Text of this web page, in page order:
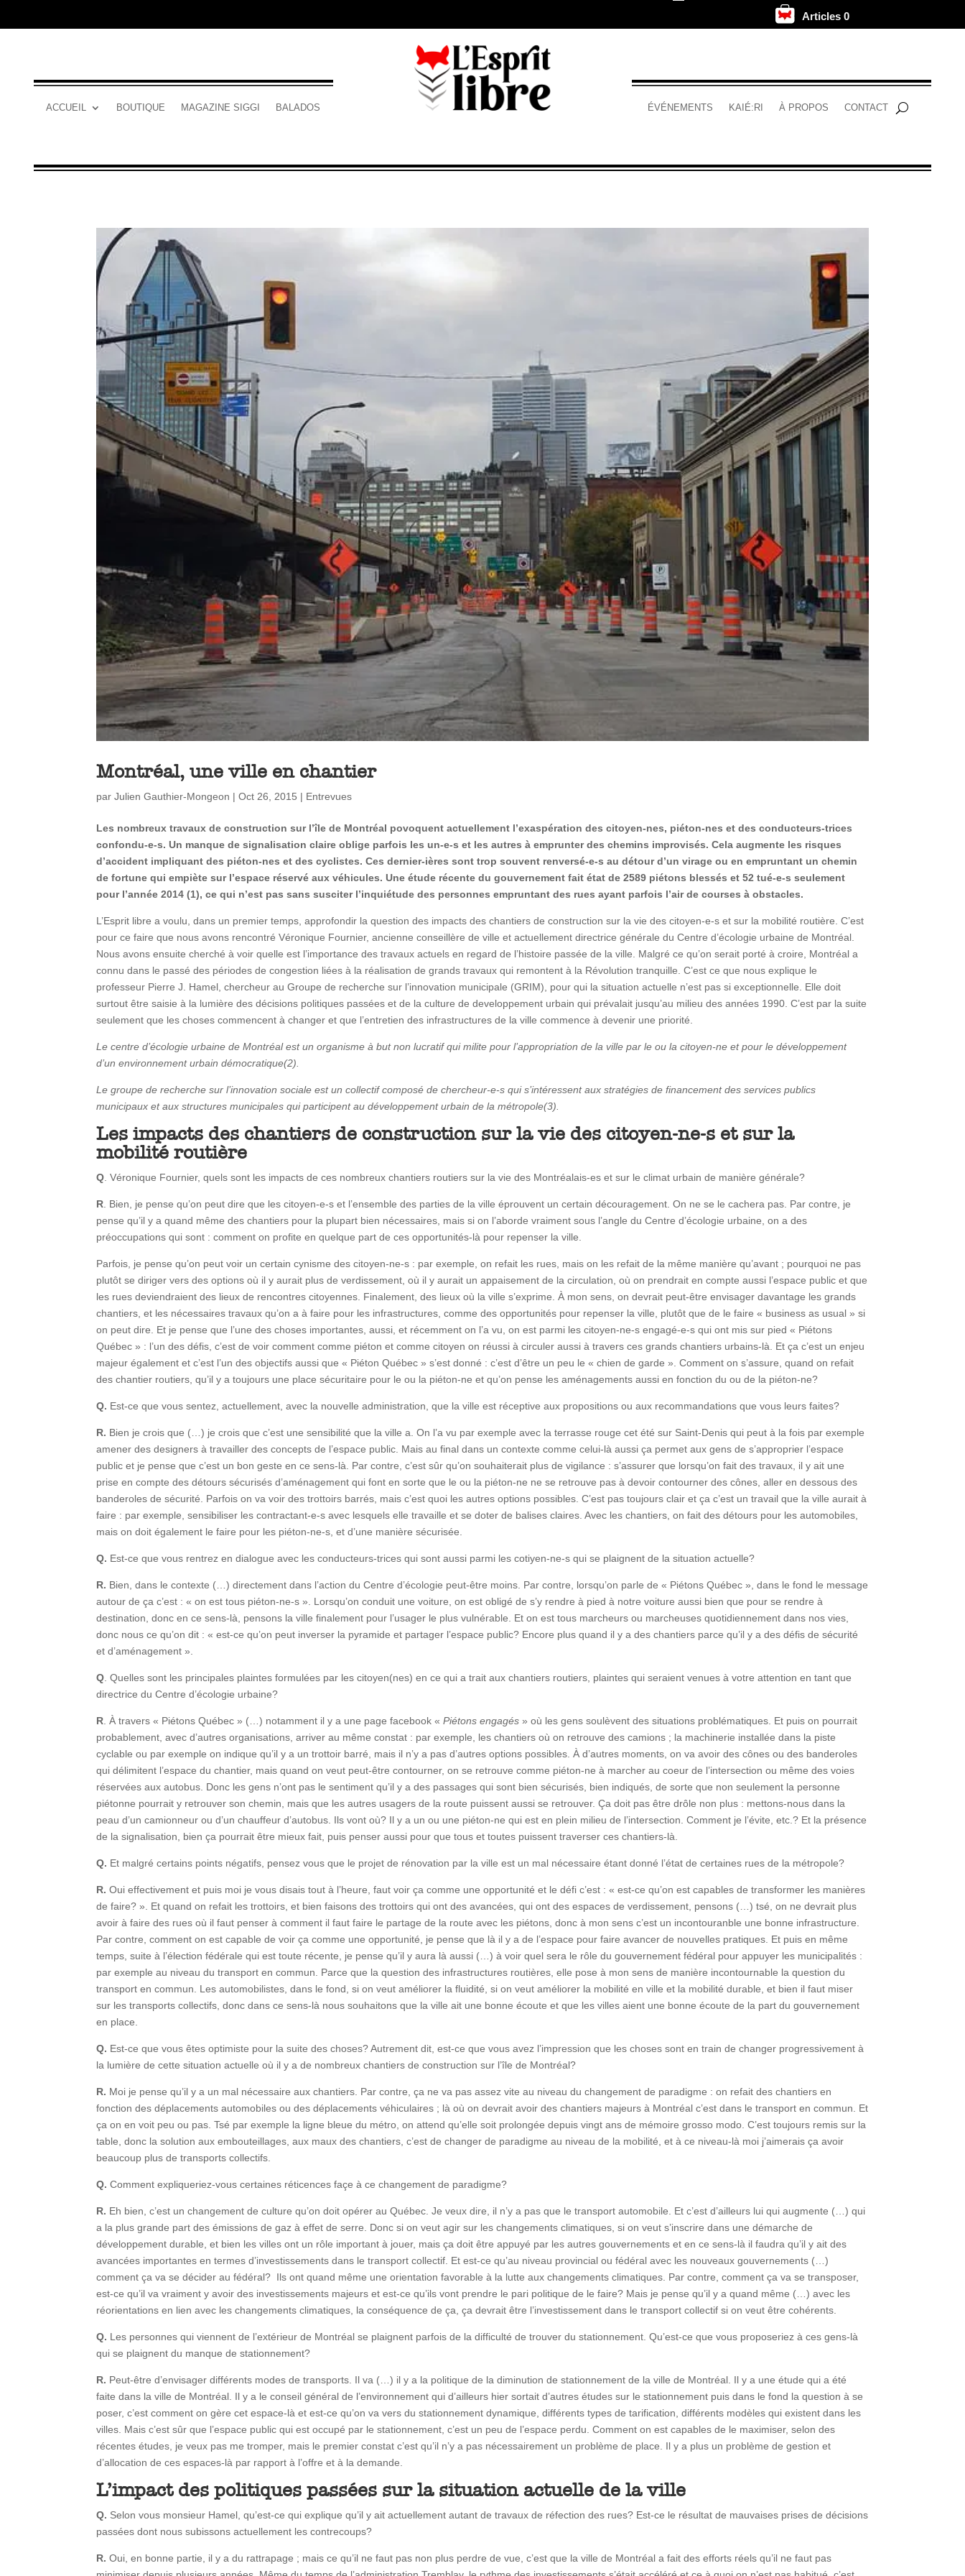
. Articles 0
ACCUEIL BOUTIQUE MAGAZINE SIGGI BALADOS ÉVÉNEMENTS KAIÉ:RI À PROPOS CONTACT
Montréal, une ville en chantier
parJulien Gauthier-Mongeon |Oct 26, 2015 | Entrevues
Les nombreux travaux de construction sur l’île de Montréal povoquent actuellement l’exaspération des citoyen-nes, piéton-nes et des conducteurs-trices
confondu-e-s. Un manque de signalisation claire oblige parfois les un-e-s et les autres à emprunter des chemins improvisés. Cela augmente les risques
d’accident impliquant des piéton-nes et des cyclistes. Ces dernier-ières sont trop souvent renversé-e-s au détour d’un virage ou en empruntant un chemin
de fortune qui empiète sur l’espace réservé aux véhicules. Une étude récente du gouvernement fait état de 2589 piétons blessés et 52 tué-e-s seulement
pour l’année 2014 (1), ce qui n’est pas sans susciter l’inquiétude des personnes empruntant des rues ayant parfois l’air de courses à obstacles.
L’Esprit libre a voulu, dans un premier temps, approfondir la question des impacts des chantiers de construction sur la vie des citoyen-e-s et sur la mobilité routière. C’est
pour ce faire que nous avons rencontré Véronique Fournier, ancienne conseillère de ville et actuellement directrice générale du Centre d’écologie urbaine de Montréal.
Nous avons ensuite cherché à voir quelle est l’importance des travaux actuels en regard de l’histoire passée de la ville. Malgré ce qu’on serait porté à croire, Montréal a
connu dans le passé des périodes de congestion liées à la réalisation de grands travaux qui remontent à la Révolution tranquille. C’est ce que nous explique le
professeur Pierre J. Hamel, chercheur au Groupe de recherche sur l’innovation municipale (GRIM), pour qui la situation actuelle n’est pas si exceptionnelle. Elle doit
surtout être saisie à la lumière des décisions politiques passées et de la culture de developpement urbain qui prévalait jusqu’au milieu des années 1990. C’est par la suite
seulement que les choses commencent à changer et que l’entretien des infrastructures de la ville commence à devenir une priorité.
Le centre d’écologie urbaine de Montréal est un organisme à but non lucratif qui milite pour l’appropriation de la ville par le ou la citoyen-ne et pour le développement
d’un environnement urbain démocratique(2).
Le groupe de recherche sur l’innovation sociale est un collectif composé de chercheur-e-s qui s’intéressent aux stratégies de financement des services publics
municipaux et aux structures municipales qui participent au développement urbain de la métropole(3).
Les impacts des chantiers de construction sur la vie des citoyen-ne-s et sur la
mobilité routière
Q . Véronique Fournier, quels sont les impacts de ces nombreux chantiers routiers sur la vie des Montréalais-es et sur le climat urbain de manière générale?
R . Bien, je pense qu’on peut dire que les citoyen-e-s et l’ensemble des parties de la ville éprouvent un certain découragement. On ne se le cachera pas. Par contre, je
pense qu’il y a quand même des chantiers pour la plupart bien nécessaires, mais si on l’aborde vraiment sous l’angle du Centre d’écologie urbaine, on a des
préoccupations qui sont : comment on profite en quelque part de ces opportunités-là pour repenser la ville.
Parfois, je pense qu’on peut voir un certain cynisme des citoyen-ne-s : par exemple, on refait les rues, mais on les refait de la même manière qu’avant ; pourquoi ne pas
plutôt se diriger vers des options où il y aurait plus de verdissement, où il y aurait un appaisement de la circulation, où on prendrait en compte aussi l’espace public et que
les rues deviendraient des lieux de rencontres citoyennes. Finalement, des lieux où la ville s’exprime. À mon sens, on devrait peut-être envisager davantage les grands
chantiers, et les nécessaires travaux qu’on a à faire pour les infrastructures, comme des opportunités pour repenser la ville, plutôt que de le faire « business as usual » si
on peut dire. Et je pense que l’une des choses importantes, aussi, et récemment on l’a vu, on est parmi les citoyen-ne-s engagé-e-s qui ont mis sur pied « Piétons
Québec » : l’un des défis, c’est de voir comment comme piéton et comme citoyen on réussi à circuler aussi à travers ces grands chantiers urbains-là. Et ça c’est un enjeu
majeur également et c’est l’un des objectifs aussi que « Piéton Québec » s’est donné : c’est d’être un peu le « chien de garde ». Comment on s’assure, quand on refait
des chantier routiers, qu’il y a toujours une place sécuritaire pour le ou la piéton-ne et qu’on pense les aménagements aussi en fonction du ou de la piéton-ne?
Q. Est-ce que vous sentez, actuellement, avec la nouvelle administration, que la ville est réceptive aux propositions ou aux recommandations que vous leurs faites?
R. Bien je crois que (…) je crois que c’est une sensibilité que la ville a. On l’a vu par exemple avec la terrasse rouge cet été sur Saint-Denis qui peut à la fois par exemple
amener des designers à travailler des concepts de l’espace public. Mais au final dans un contexte comme celui-là aussi ça permet aux gens de s’approprier l’espace
public et je pense que c’est un bon geste en ce sens-là. Par contre, c’est sûr qu’on souhaiterait plus de vigilance : s’assurer que lorsqu’on fait des travaux, il y ait une
prise en compte des détours sécurisés d’aménagement qui font en sorte que le ou la piéton-ne ne se retrouve pas à devoir contourner des cônes, aller en dessous des
banderoles de sécurité. Parfois on va voir des trottoirs barrés, mais c’est quoi les autres options possibles. C’est pas toujours clair et ça c’est un travail que la ville aurait à
faire : par exemple, sensibiliser les contractant-e-s avec lesquels elle travaille et se doter de balises claires. Avec les chantiers, on fait des détours pour les automobiles,
mais on doit également le faire pour les piéton-ne-s, et d’une manière sécurisée.
Q. Est-ce que vous rentrez en dialogue avec les conducteurs-trices qui sont aussi parmi les cotiyen-ne-s qui se plaignent de la situation actuelle?
R. Bien, dans le contexte (…) directement dans l’action du Centre d’écologie peut-être moins. Par contre, lorsqu’on parle de « Piétons Québec », dans le fond le message
autour de ça c’est : « on est tous piéton-ne-s ». Lorsqu’on conduit une voiture, on est obligé de s’y rendre à pied à notre voiture aussi bien que pour se rendre à
destination, donc en ce sens-là, pensons la ville finalement pour l’usager le plus vulnérable. Et on est tous marcheurs ou marcheuses quotidiennement dans nos vies,
donc nous ce qu’on dit : « est-ce qu’on peut inverser la pyramide et partager l’espace public? Encore plus quand il y a des chantiers parce qu’il y a des défis de sécurité
et d’aménagement ».
Q . Quelles sont les principales plaintes formulées par les citoyen(nes) en ce qui a trait aux chantiers routiers, plaintes qui seraient venues à votre attention en tant que
directrice du Centre d’écologie urbaine?
R . À travers « Piétons Québec » (…) notamment il y a une page facebook « Piétons engagés » où les gens soulèvent des situations problématiques. Et puis on pourrait
probablement, avec d’autres organisations, arriver au même constat : par exemple, les chantiers où on retrouve des camions ; la machinerie installée dans la piste
cyclable ou par exemple on indique qu’il y a un trottoir barré, mais il n’y a pas d’autres options possibles. À d’autres moments, on va avoir des cônes ou des banderoles
qui délimitent l’espace du chantier, mais quand on veut peut-être contourner, on se retrouve comme piéton-ne à marcher au coeur de l’intersection ou même des voies
réservées aux autobus. Donc les gens n’ont pas le sentiment qu’il y a des passages qui sont bien sécurisés, bien indiqués, de sorte que non seulement la personne
piétonne pourrait y retrouver son chemin, mais que les autres usagers de la route puissent aussi se retrouver. Ça doit pas être drôle non plus : mettons-nous dans la
peau d’un camionneur ou d’un chauffeur d’autobus. Ils vont où? Il y a un ou une piéton-ne qui est en plein milieu de l’intersection. Comment je l’évite, etc.? Et la présence
de la signalisation, bien ça pourrait être mieux fait, puis penser aussi pour que tous et toutes puissent traverser ces chantiers-là.
Q. Et malgré certains points négatifs, pensez vous que le projet de rénovation par la ville est un mal nécessaire étant donné l’état de certaines rues de la métropole?
R. Oui effectivement et puis moi je vous disais tout à l’heure, faut voir ça comme une opportunité et le défi c’est : « est-ce qu’on est capables de transformer les manières
de faire? ». Et quand on refait les trottoirs, et bien faisons des trottoirs qui ont des avancées, qui ont des espaces de verdissement, pensons (…) tsé, on ne devrait plus
avoir à faire des rues où il faut penser à comment il faut faire le partage de la route avec les piétons, donc à mon sens c’est un incontouranble une bonne infrastructure.
Par contre, comment on est capable de voir ça comme une opportunité, je pense que là il y a de l’espace pour faire avancer de nouvelles pratiques. Et puis en même
temps, suite à l’élection fédérale qui est toute récente, je pense qu’il y aura là aussi (…) à voir quel sera le rôle du gouvernement fédéral pour appuyer les municipalités :
par exemple au niveau du transport en commun. Parce que la question des infrastructures routières, elle pose à mon sens de manière incontournable la question du
transport en commun. Les automobilistes, dans le fond, si on veut améliorer la fluidité, si on veut améliorer la mobilité en ville et la mobilité durable, et bien il faut miser
sur les transports collectifs, donc dans ce sens-là nous souhaitons que la ville ait une bonne écoute et que les villes aient une bonne écoute de la part du gouvernement
en place.
Q. Est-ce que vous êtes optimiste pour la suite des choses? Autrement dit, est-ce que vous avez l’impression que les choses sont en train de changer progressivement à
la lumière de cette situation actuelle où il y a de nombreux chantiers de construction sur l’île de Montréal?
R. Moi je pense qu’il y a un mal nécessaire aux chantiers. Par contre, ça ne va pas assez vite au niveau du changement de paradigme : on refait des chantiers en
fonction des déplacements automobiles ou des déplacements véhiculaires ; là où on devrait avoir des chantiers majeurs à Montréal c’est dans le transport en commun. Et
ça on en voit peu ou pas. Tsé par exemple la ligne bleue du métro, on attend qu’elle soit prolongée depuis vingt ans de mémoire grosso modo. C’est toujours remis sur la
table, donc la solution aux embouteillages, aux maux des chantiers, c’est de changer de paradigme au niveau de la mobilité, et à ce niveau-là moi j’aimerais ça avoir
beaucoup plus de transports collectifs.
Q. Comment expliqueriez-vous certaines réticences façe à ce changement de paradigme?
R. Eh bien, c’est un changement de culture qu’on doit opérer au Québec. Je veux dire, il n’y a pas que le transport automobile. Et c’est d’ailleurs lui qui augmente (…) qui
a la plus grande part des émissions de gaz à effet de serre. Donc si on veut agir sur les changements climatiques, si on veut s’inscrire dans une démarche de
développement durable, et bien les villes ont un rôle important à jouer, mais ça doit être appuyé par les autres gouvernements et en ce sens-là il faudra qu’il y ait des
avancées importantes en termes d’investissements dans le transport collectif. Et est-ce qu’au niveau provincial ou fédéral avec les nouveaux gouvernements (…)
comment ça va se décider au fédéral? Ils ont quand même une orientation favorable à la lutte aux changements climatiques. Par contre, comment ça va se transposer,
est-ce qu’il va vraiment y avoir des investissements majeurs et est-ce qu’ils vont prendre le pari politique de le faire? Mais je pense qu’il y a quand même (…) avec les
réorientations en lien avec les changements climatiques, la conséquence de ça, ça devrait être l’investissement dans le transport collectif si on veut être cohérents.
Q. Les personnes qui viennent de l’extérieur de Montréal se plaignent parfois de la difficulté de trouver du stationnement. Qu’est-ce que vous proposeriez à ces gens-là
qui se plaignent du manque de stationnement?
R. Peut-être d’envisager différents modes de transports. Il va (…) il y a la politique de la diminution de stationnement de la ville de Montréal. Il y a une étude qui a été
faite dans la ville de Montréal. Il y a le conseil général de l’environnement qui d’ailleurs hier sortait d’autres études sur le stationnement puis dans le fond la question à se
poser, c’est comment on gère cet espace-là et est-ce qu’on va vers du stationnement dynamique, différents types de tarification, différents modèles qui existent dans les
villes. Mais c’est sûr que l’espace public qui est occupé par le stationnement, c’est un peu de l’espace perdu. Comment on est capables de le maximiser, selon des
récentes études, je veux pas me tromper, mais le premier constat c’est qu’il n’y a pas nécessairement un problème de place. Il y a plus un problème de gestion et
d’allocation de ces espaces-là par rapport à l’offre et à la demande.
L’impact des politiques passées sur la situation actuelle de la ville
Q. Selon vous monsieur Hamel, qu’est-ce qui explique qu’il y ait actuellement autant de travaux de réfection des rues? Est-ce le résultat de mauvaises prises de décisions
passées dont nous subissons actuellement les contrecoups?
R. Oui, en bonne partie, il y a du rattrapage ; mais ce qu’il ne faut pas non plus perdre de vue, c’est que la ville de Montréal a fait des efforts réels qu’il ne faut pas